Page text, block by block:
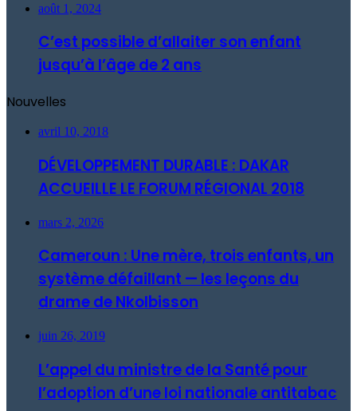
août 1, 2024
C’est possible d’allaiter son enfant
jusqu’à l’âge de 2 ans
Nouvelles
avril 10, 2018
DÉVELOPPEMENT DURABLE : DAKAR
ACCUEILLE LE FORUM RÉGIONAL 2018
mars 2, 2026
Cameroun : Une mère, trois enfants, un
système défaillant — les leçons du
drame de Nkolbisson
juin 26, 2019
L’appel du ministre de la Santé pour
l’adoption d’une loi nationale antitabac